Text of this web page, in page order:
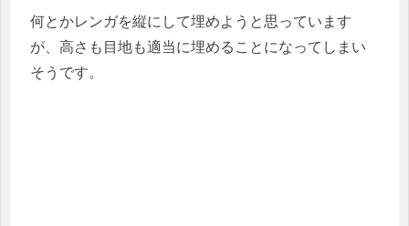
何とかレンガを縦にして埋めようと思っています
が、高さも目地も適当に埋めることになってしまい
そうです。